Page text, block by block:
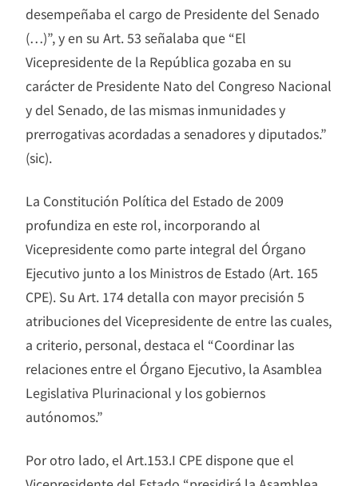
desempeñaba el cargo de Presidente del Senado
(…)”, y en su Art. 53 señalaba que “El
Vicepresidente de la República gozaba en su
carácter de Presidente Nato del Congreso Nacional
y del Senado, de las mismas inmunidades y
prerrogativas acordadas a senadores y diputados.”
(sic).
La Constitución Política del Estado de 2009
profundiza en este rol, incorporando al
Vicepresidente como parte integral del Órgano
Ejecutivo junto a los Ministros de Estado (Art. 165
CPE). Su Art. 174 detalla con mayor precisión 5
atribuciones del Vicepresidente de entre las cuales,
a criterio, personal, destaca el “Coordinar las
relaciones entre el Órgano Ejecutivo, la Asamblea
Legislativa Plurinacional y los gobiernos
autónomos.”
Por otro lado, el Art.153.I CPE disponeque el